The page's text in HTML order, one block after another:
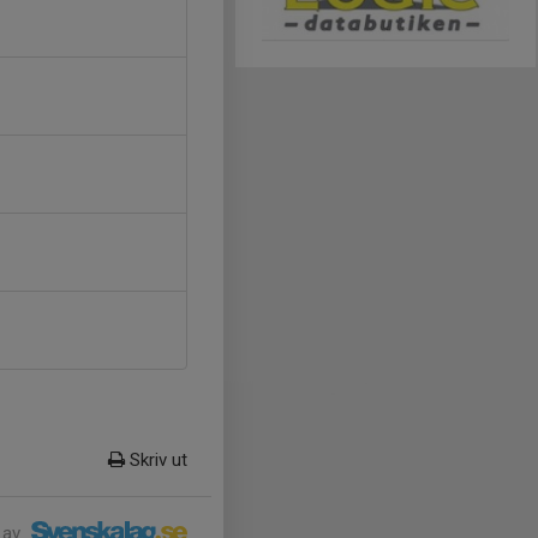
Skriv ut